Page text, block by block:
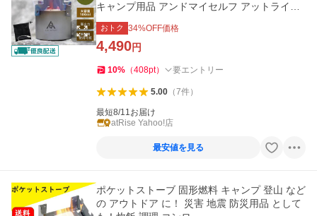
キャンプ用品 アンドマイセルフ アットライズ
atRise
おトク 34%OFF価格
4,490円
10% （408pt） 要エントリー
5.00（7件）
最短8/11お届け
atRise Yahoo!店
最安値を見る
ポケットストーブ 固形燃料 キャンプ 登山 など
の アウトドア に！ 災害 地震 防災用品 として